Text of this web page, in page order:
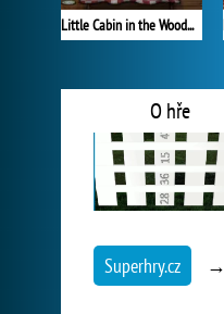
Little Cabin in the Woods - A Forgotten Hill Tale
O hře
Superhry.cz →